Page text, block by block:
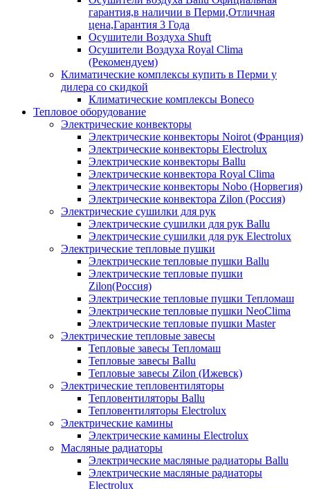
гарантия,в наличии в Перми,Отличная
цена,Гарантия 3 Года
Осушители Воздуха Shuft
Осушители Воздуха Royal Clima
(Рекомендуем)
Климатические комплексы купить в Перми у
дилера со скидкой
Климатические комплексы Boneсo
Тепловое оборудование
Электрические конвекторы
Электрические конвекторы Noirot (Франция)
Электрические конвекторы Electrolux
Электрические конвекторы Ballu
Электрические конвектора Royal Clima
Электрические конвекторы Nobo (Норвегия)
Электрические конвектора Zilon (Россия)
Электрические сушилки для рук
Электрические сушилки для рук Ballu
Электрические сушилки для рук Electrolux
Электрические тепловые пушки
Электрические тепловые пушки Ballu
Электрические тепловые пушки
Zilon(Россия)
Электрические тепловые пушки Тепломаш
Электрические тепловые пушки NeoClima
Электрические тепловые пушки Master
Электрические тепловые завесы
Тепловые завесы Тепломаш
Тепловые завесы Ballu
Тепловые завесы Zilon (Ижевск)
Электрические тепловентиляторы
Тепловентиляторы Ballu
Тепловентиляторы Electrolux
Электрические камины
Электрические камины Electrolux
Масляные радиаторы
Электрические масляные радиаторы Ballu
Электрические масляные радиаторы
Electrolux